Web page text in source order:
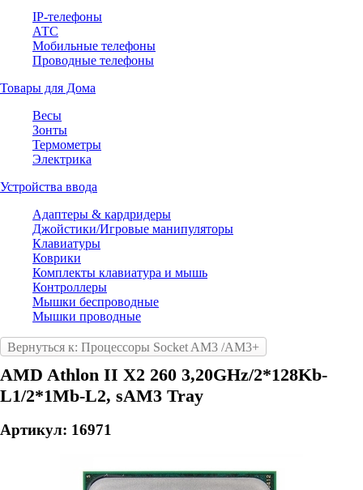
IP-телефоны
АТС
Мобильные телефоны
Проводные телефоны
Товары для Дома
Весы
Зонты
Термометры
Электрика
Устройства ввода
Адаптеры & кардридеры
Джойстики/Игровые манипуляторы
Клавиатуры
Коврики
Комплекты клавиатура и мышь
Контроллеры
Мышки беспроводные
Мышки проводные
Вернуться к: Процессоры Socket AM3 /AM3+
AMD Athlon II X2 260 3,20GHz/2*128Kb-
L1/2*1Mb-L2, sAM3 Tray
Артикул: 16971